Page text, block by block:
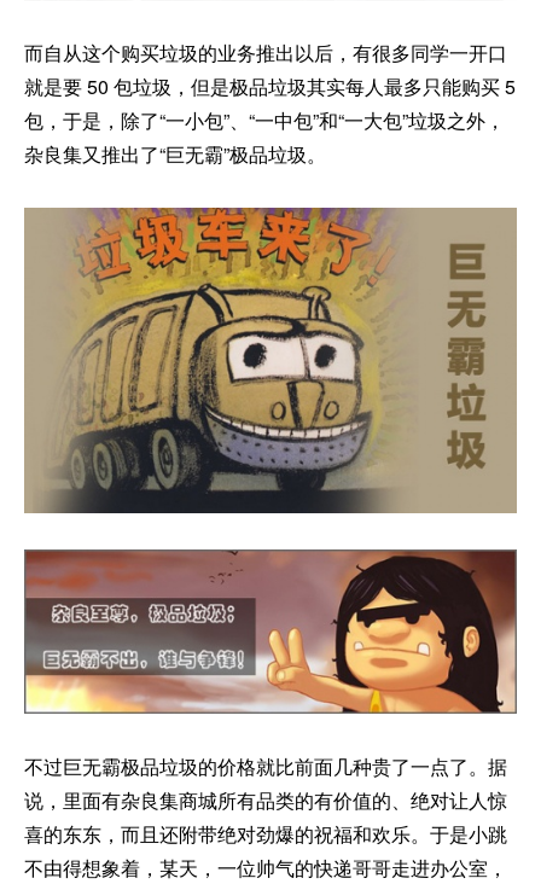
而自从这个购买垃圾的业务推出以后，有很多同学一开口
就是要 50 包垃圾，但是极品垃圾其实每人最多只能购买 5
包，于是，除了“一小包”、“一中包”和“一大包”垃圾之外，
杂良集又推出了“巨无霸”极品垃圾。
不过巨无霸极品垃圾的价格就比前面几种贵了一点了。据
说，里面有杂良集商城所有品类的有价值的、绝对让人惊
喜的东东，而且还附带绝对劲爆的祝福和欢乐。于是小跳
不由得想象着，某天，一位帅气的快递哥哥走进办公室，